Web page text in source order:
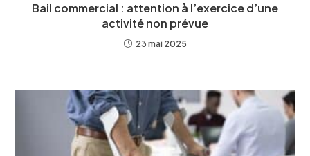
Bail commercial : attention à l’exercice d’une
activité non prévue
23 mai 2025